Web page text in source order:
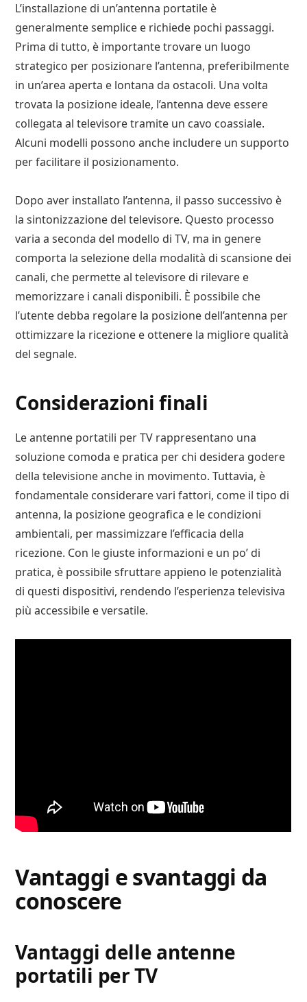
L’installazione di un’antenna portatile è
generalmente semplice e richiede pochi passaggi.
Prima di tutto, è importante trovare un luogo
strategico per posizionare l’antenna, preferibilmente
in un’area aperta e lontana da ostacoli. Una volta
trovata la posizione ideale, l’antenna deve essere
collegata al televisore tramite un cavo coassiale.
Alcuni modelli possono anche includere un supporto
per facilitare il posizionamento.
Dopo aver installato l’antenna, il passo successivo è
la sintonizzazione del televisore. Questo processo
varia a seconda del modello di TV, ma in genere
comporta la selezione della modalità di scansione dei
canali, che permette al televisore di rilevare e
memorizzare i canali disponibili. È possibile che
l’utente debba regolare la posizione dell’antenna per
ottimizzare la ricezione e ottenere la migliore qualità
del segnale.
Considerazioni finali
Le antenne portatili per TV rappresentano una
soluzione comoda e pratica per chi desidera godere
della televisione anche in movimento. Tuttavia, è
fondamentale considerare vari fattori, come il tipo di
antenna, la posizione geografica e le condizioni
ambientali, per massimizzare l’efficacia della
ricezione. Con le giuste informazioni e un po’ di
pratica, è possibile sfruttare appieno le potenzialità
di questi dispositivi, rendendo l’esperienza televisiva
più accessibile e versatile.
Vantaggi e svantaggi da
conoscere
Vantaggi delle antenne
portatili per TV